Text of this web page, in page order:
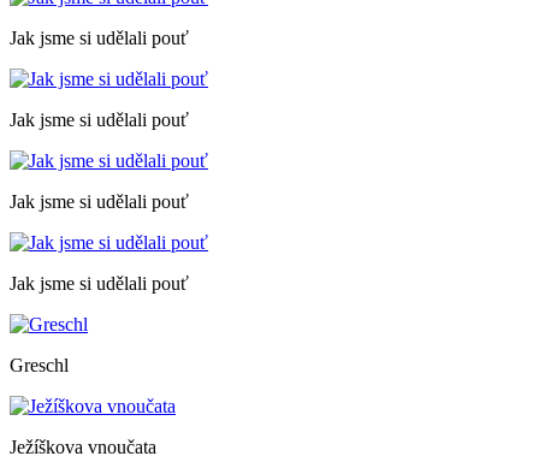
Jak jsme si udělali pouť
Jak jsme si udělali pouť
Jak jsme si udělali pouť
Jak jsme si udělali pouť
Greschl
Ježíškova vnoučata